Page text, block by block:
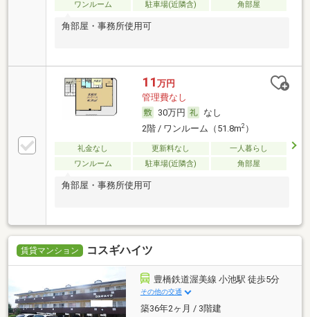
ワンルーム
駐車場(近隣含) 角部屋
角部屋・事務所使用可
11 万円
管理費なし
30万円
なし
2階 / ワンルーム（51.8m2）
礼金なし 更新料なし
一人暮らし
ワンルーム
駐車場(近隣含) 角部屋
角部屋・事務所使用可
賃貸マンション コスギハイツ
豊橋鉄道渥美線 小池駅 徒歩5分
その他の交通
築36年2ヶ月 / 3階建